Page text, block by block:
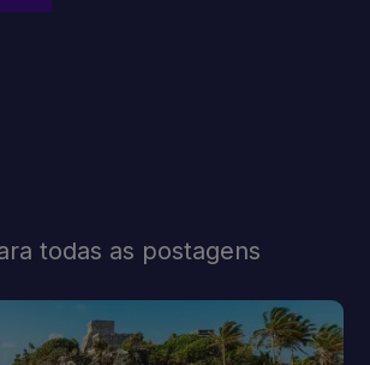
todas as postagens